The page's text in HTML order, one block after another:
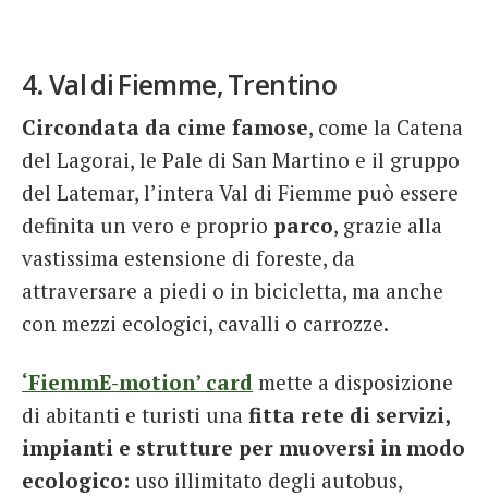
4. Val di Fiemme, Trentino
Circondata da cime famose, come la Catena
del Lagorai, le Pale di San Martino e il gruppo
del Latemar, l’intera Val di Fiemme può essere
definita un vero e proprio parco, grazie alla
vastissima estensione di foreste, da
attraversare a piedi o in bicicletta, ma anche
con mezzi ecologici, cavalli o carrozze.
‘FiemmE-motion’ card mette a disposizione
di abitanti e turisti una fitta rete di servizi,
impianti e strutture per muoversi in modo
ecologico: uso illimitato degli autobus,